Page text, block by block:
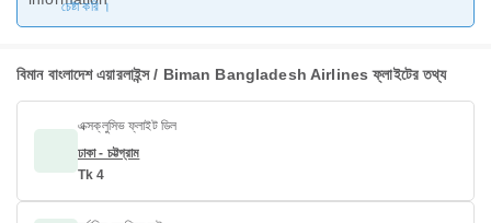
চেষ্টা করি ।
বিমান বাংলাদেশ এয়ারলাইন্স / Biman Bangladesh Airlines ফ্লাইটের তথ্য
এক্সক্লুসিভ ফ্লাইট ডিল
ঢাকা - চট্টগ্রাম
Tk 4